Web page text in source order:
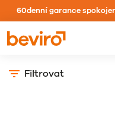
60denní garance
Filtrovat